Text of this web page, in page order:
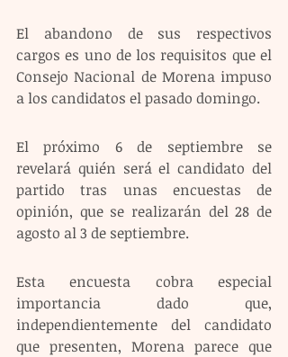
El abandono de sus respectivos
cargos es uno de los requisitos que el
Consejo Nacional de Morena impuso
a los candidatos el pasado domingo.
El próximo 6 de septiembre se
revelará quién será el candidato del
partido tras unas encuestas de
opinión, que se realizarán del 28 de
agosto al 3 de septiembre.
Esta encuesta cobra especial
importancia dado que,
independientemente del candidato
que presenten, Morena parece que